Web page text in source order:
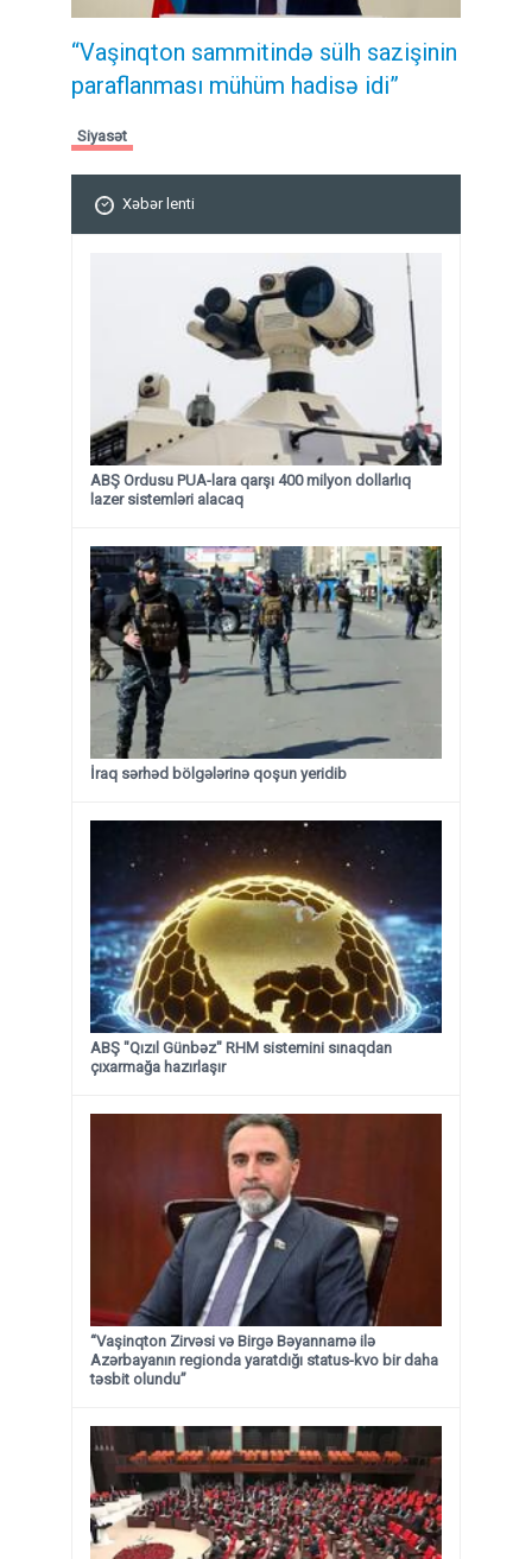
“Vaşinqton sammitində sülh sazişinin
paraflanması mühüm hadisə idi”
Siyasət
Xəbər lenti
ABŞ Ordusu PUA-lara qarşı 400 milyon dollarlıq
lazer sistemləri alacaq
İraq sərhəd bölgələrinə qoşun yeridib
ABŞ "Qızıl Günbəz" RHM sistemini sınaqdan
çıxarmağa hazırlaşır
“Vaşinqton Zirvəsi və Birgə Bəyannamə ilə
Azərbayanın regionda yaratdığı status-kvo bir daha
təsbit olundu”